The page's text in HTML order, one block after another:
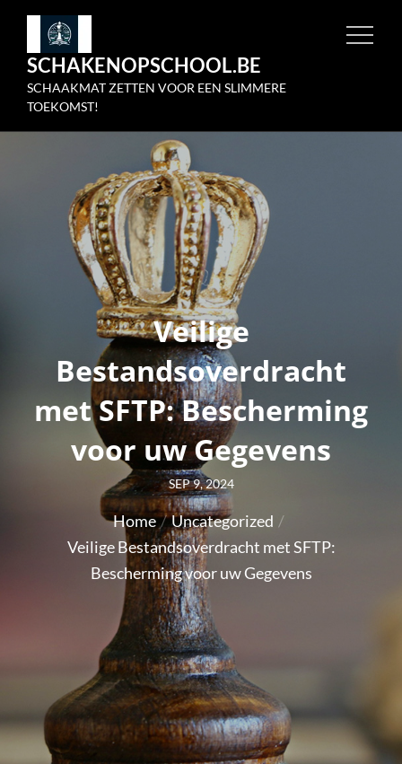
Skip
contentSCHAKENOPSCHOOL.BE
SCHAAKMAT ZETTEN VOOR EEN SLIMMERE
TOEKOMST!
Veilige
Bestandsoverdracht
met SFTP: Bescherming
voor uw Gegevens
Posted
on
SEP 9, 2024
Home
Uncategorized
Veilige Bestandsoverdracht met SFTP:
Bescherming voor uw Gegevens